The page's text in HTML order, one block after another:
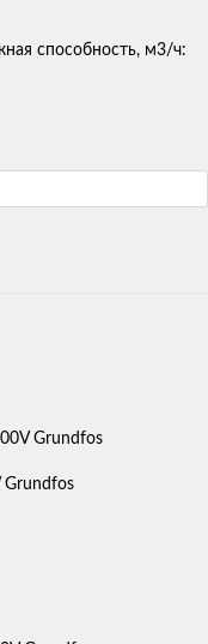
способность, м3/ч:
Grundfos